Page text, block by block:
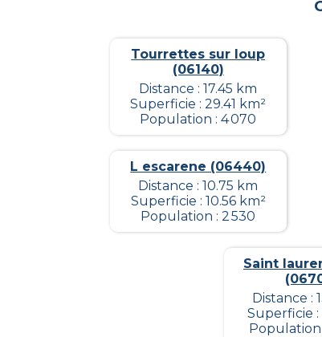
Tourrettes sur loup
(06140)
Distance : 17.45 km
Superficie : 29.41 km²
Population : 4 070
L escarene (06440)
Distance : 10.75 km
Superficie : 10.56 km²
Population : 2 530
Saint
Distance :
Superficie :
Population